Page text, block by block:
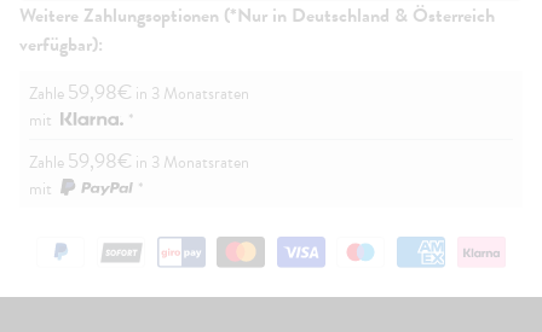
Yo! Buggy
4 Räder
Regenschutz
Stoßstange
4-Jahres-Garantiekarte
Anleitung
Weitere Zahlungsoptionen (*Nur in Deutschland & Österreich
verfügbar):
Zahle59,98€ in 3 Monatsraten
mit
*
Zahle59,98€ in 3 Monatsraten
mit
*